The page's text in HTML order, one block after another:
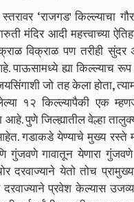
‘राजगड' किल्ल्याचा
मंदिर आदी महत्त्वाच्या
विक्राळ पण तरीही
ह्या किल्ल्याच
जो तह केला होता,
१२ किल्ल्यापैकी एक
पुणे जिल्ह्यातील वेल्हा
गडाकडे येण्याचे मुख्य रस्ते
गुंजवणे गावातून येणारा
येतो तोच
दरवाज्याने प्रवेश केल्यास